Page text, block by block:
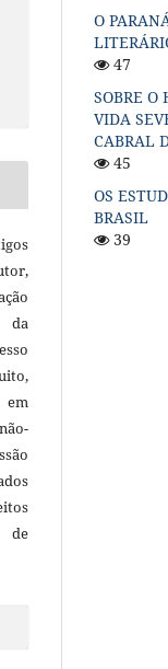
da
de
O
47
SOBRE O
VIDA
CABRAL
45
OS
BRASIL
39